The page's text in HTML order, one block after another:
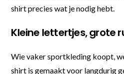
shirt precies wat je nodig hebt.
Kleine lettertjes, grote
Wie vaker sportkleding koopt,
shirt is gemaakt voor langdurig